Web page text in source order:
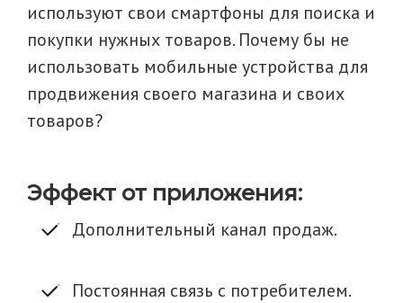
используют свои смартфоны для поиска и
покупки нужных товаров. Почему бы не
использовать мобильные устройства для
продвижения своего магазина и своих
товаров?
Эффект от приложения:
Дополнительный канал продаж.
Постоянная связь с потребителем.